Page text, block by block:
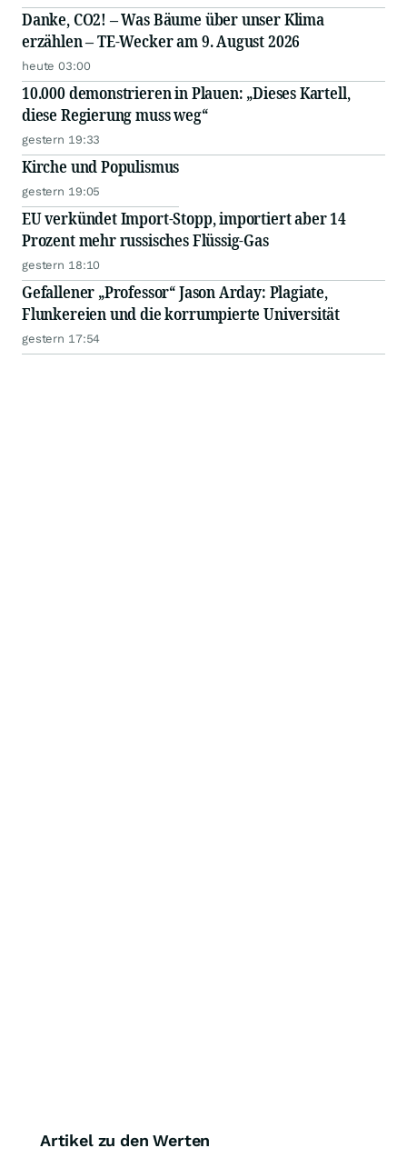
Danke, CO2! – Was Bäume über unser Klima
erzählen – TE-Wecker am 9. August 2026
heute 03:00
10.000 demonstrieren in Plauen: „Dieses Kartell,
diese Regierung muss weg“
gestern 19:33
Kirche und Populismus
gestern 19:05
EU verkündet Import-Stopp, importiert aber 14
Prozent mehr russisches Flüssig-Gas
gestern 18:10
Gefallener „Professor“ Jason Arday: Plagiate,
Flunkereien und die korrumpierte Universität
gestern 17:54
Artikel zu den Werten